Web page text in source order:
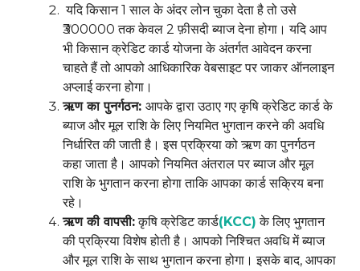
यदि किसान 1 साल के अंदर लोन चुका देता है तो उसे
₹300000 तक केवल 2 फ़ीसदी ब्याज देना होगा। यदि आप
भी किसान क्रेडिट कार्ड योजना के अंतर्गत आवेदन करना
चाहते हैं तो आपको आधिकारिक वेबसाइट पर जाकर ऑनलाइन
अप्लाई करना होगा।
ऋण का पुनर्गठन: आपके द्वारा उठाए गए कृषि क्रेडिट कार्ड के
ब्याज और मूल राशि के लिए नियमित भुगतान करने की अवधि
निर्धारित की जाती है। इस प्रक्रिया को ऋण का पुनर्गठन
कहा जाता है। आपको नियमित अंतराल पर ब्याज और मूल
राशि के भुगतान करना होगा ताकि आपका कार्ड सक्रिय बना
रहे।
ऋण की वापसी:कृषि क्रेडिट कार्ड(KCC) के लिए भुगतान
की प्रक्रिया विशेष होती है। आपको निश्चित अवधि में ब्याज
और मूल राशि के साथ भुगतान करना होगा। इसके बाद, आपका